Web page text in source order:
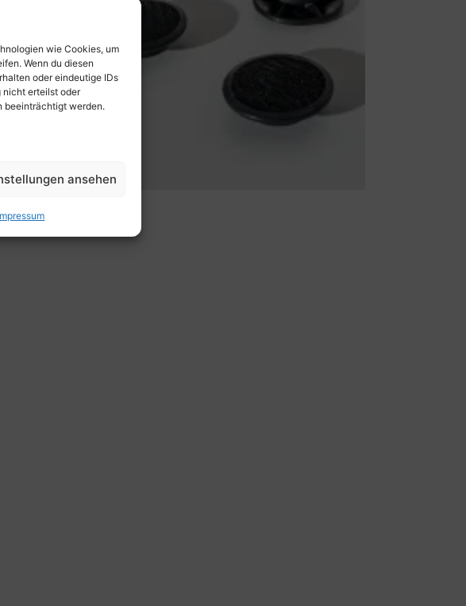
wie Cookies, um
Wenn du diesen
oder eindeutige IDs
nicht erteilst oder
beeinträchtigt werden.
ansehen
dort
für